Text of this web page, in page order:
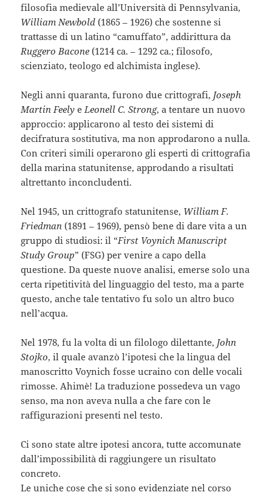
filosofia medievale all’Università di Pennsylvania,
William Newbold (1865 – 1926) che sostenne si
trattasse di un latino “camuffato”, addirittura da
Ruggero Bacone (1214 ca. – 1292 ca.; filosofo,
scienziato, teologo ed alchimista inglese).
Negli anni quaranta, furono due crittografi, Joseph
Martin Feely eLeonell C. Strong, a tentare un nuovo
approccio: applicarono al testo dei sistemi di
decifratura sostitutiva, ma non approdarono a nulla.
Con criteri simili operarono gli esperti di crittografia
della marina statunitense, approdando a risultati
altrettanto inconcludenti.
Nel 1945, un crittografo statunitense, William F.
Friedman (1891 – 1969), pensò bene di dare vita a un
gruppo di studiosi: il “First Voynich Manuscript
Study Group” (FSG) per venire a capo della
questione. Da queste nuove analisi, emerse solo una
certa ripetitività del linguaggio del testo, ma a parte
questo, anche tale tentativo fu solo un altro buco
nell’acqua.
Nel 1978, fu la volta di un filologo dilettante, John
Stojko, il quale avanzò l’ipotesi che la lingua del
manoscritto Voynich fosse ucraino con delle vocali
rimosse. Ahimè! La traduzione possedeva un vago
senso, ma non aveva nulla a che fare con le
raffigurazioni presenti nel testo.
Ci sono state altre ipotesi ancora, tutte accomunate
dall’impossibilità di raggiungere un risultato
concreto.
Le uniche cose che si sono evidenziate nel corso